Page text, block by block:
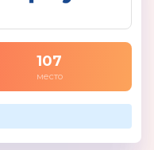
107
место